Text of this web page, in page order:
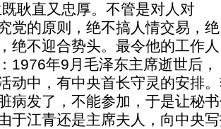
耿直又忠厚。不管是对人对
党的原则，绝不搞人情交易，绝
绝不迎合势头。最令他的工作人
1976年9月毛泽东主席逝世后，
动中，有中央首长守灵的安排
病发了，不能参加，于是让秘
于江青还是主席夫人，向中央